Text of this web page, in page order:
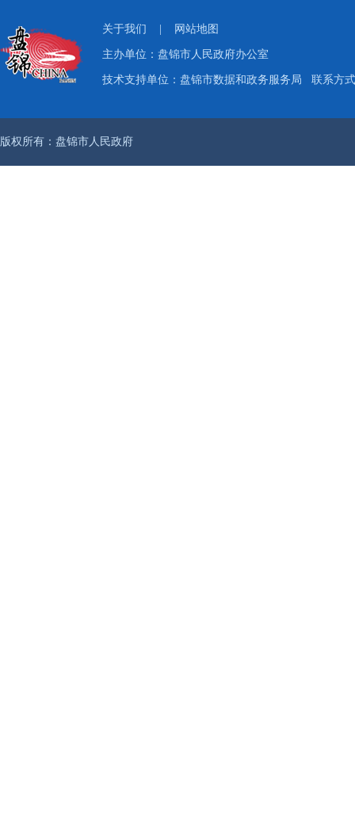
关于我们 网站地图
主办单位：盘锦市人民政府办公室
技术支持单位：盘锦市数据和政务服务局 联系方
版权所有：盘锦市人民政府